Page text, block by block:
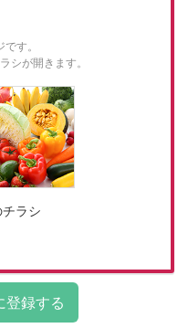
す。
シが開きます。
ラシ